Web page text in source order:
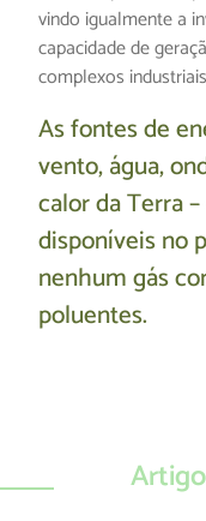
vindo igualmente a
capacidade de
complexos
As fontes de
vento, água,
calor da Terra
disponíveis no
nenhum gás
poluentes.